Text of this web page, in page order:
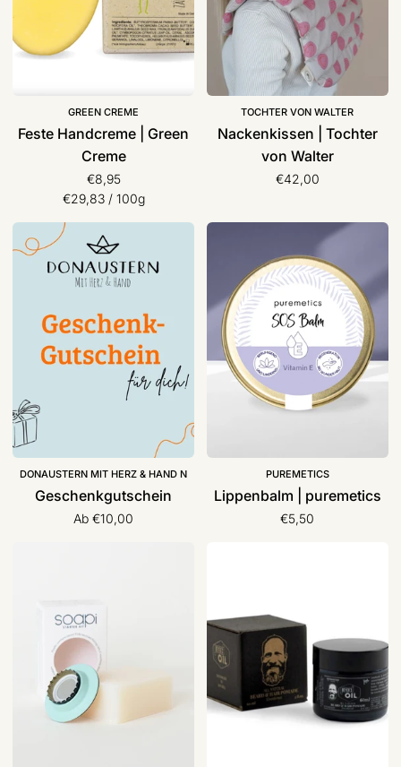
GREEN CREME
Feste Handcreme | Green
Creme
€8,95
Stückpreis
€29,83 /pro
100g
TOCHTER VON WALTER
Nackenkissen | Tochter
von Walter
€42,00
Geschenkgutschein
DONAUSTERN MIT HERZ & HAND N
Geschenkgutschein
Ab €10,00
Lippenbalm
puremetics
PUREMETICS
Lippenbalm | puremetics
€5,50
|
Beyer’s
Oil
Beyers